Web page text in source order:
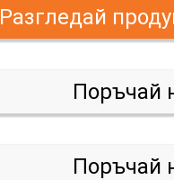
Разгледай
Поръчай
Поръчай